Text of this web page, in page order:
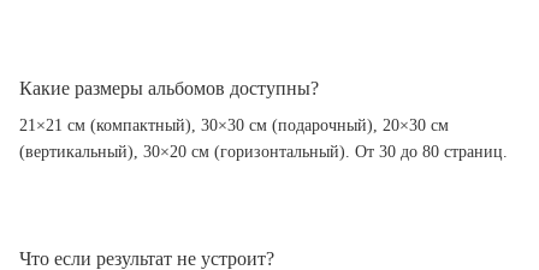
Какие размеры альбомов доступны?
21×21 см (компактный), 30×30 см (подарочный), 20×30 см
(вертикальный), 30×20 см (горизонтальный). От 30 до 80 страниц.
Что если результат не устроит?